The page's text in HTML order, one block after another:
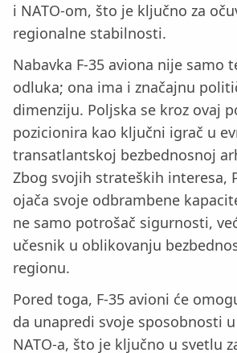
i NATO-om, što je ključno za
regionalne stabilnosti.
Nabavka F-35 aviona nije samo
odluka; ona ima i značajnu
dimenziju. Poljska se kroz ovaj
pozicionira kao ključni igrač u
transatlantskoj bezbednosnoj
Zbog svojih strateških interesa,
ojača svoje odbrambene
ne samo potrošač sigurnosti,
učesnik u oblikovanju
regionu.
Pored toga, F-35 avioni će
da unapredi svoje sposobnosti
NATO-a, što je ključno u svetlu